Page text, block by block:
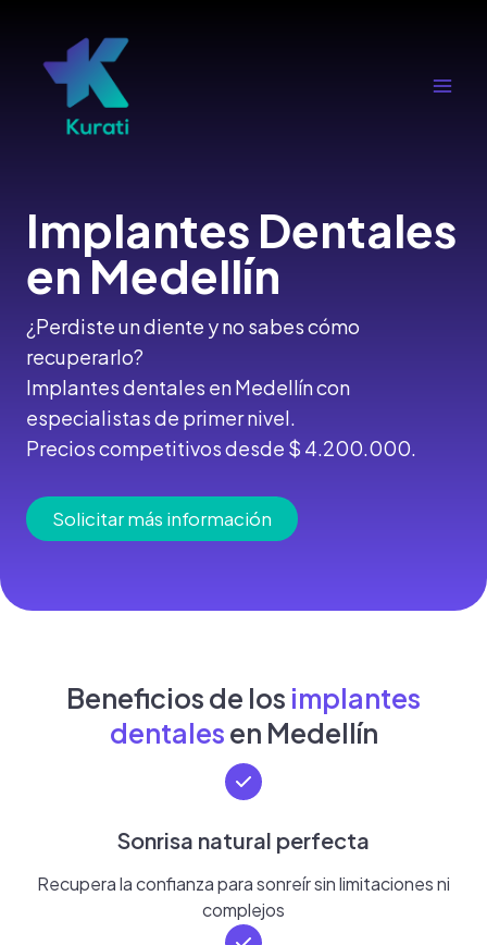
contenido
Implantes Dentales
en Medellín
¿Perdiste un diente y no sabes cómo
recuperarlo?
Implantes dentales en Medellín con
especialistas de primer nivel.
Precios competitivos desde $ 4.200.000.
Solicitar más información
Beneficios de los implantes
dentalesen Medellín
Sonrisa natural perfecta
Recupera la confianza para sonreír sin limitaciones ni
complejos